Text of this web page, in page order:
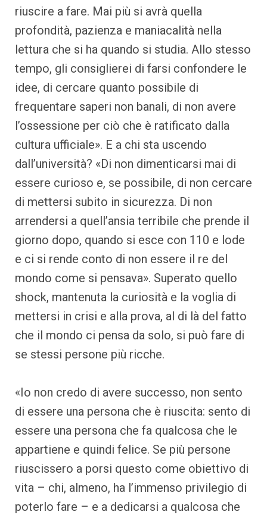
riuscire a fare. Mai più si avrà quella
profondità, pazienza e maniacalità nella
lettura che si ha quando si studia. Allo stesso
tempo, gli consiglierei di farsi confondere le
idee, di cercare quanto possibile di
frequentare saperi non banali, di non avere
l’ossessione per ciò che è ratificato dalla
cultura ufficiale». E a chi sta uscendo
dall’università? «Di non dimenticarsi mai di
essere curioso e, se possibile, di non cercare
di mettersi subito in sicurezza. Di non
arrendersi a quell’ansia terribile che prende il
giorno dopo, quando si esce con 110 e lode
e ci si rende conto di non essere il re del
mondo come si pensava». Superato quello
shock, mantenuta la curiosità e la voglia di
mettersi in crisi e alla prova, al di là del fatto
che il mondo ci pensa da solo, si può fare di
se stessi persone più ricche.
«Io non credo di avere successo, non sento
di essere una persona che è riuscita: sento di
essere una persona che fa qualcosa che le
appartiene e quindi felice. Se più persone
riuscissero a porsi questo come obiettivo di
vita – chi, almeno, ha l’immenso privilegio di
poterlo fare – e a dedicarsi a qualcosa che